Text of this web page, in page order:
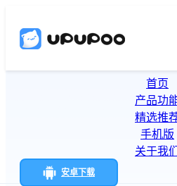
首页
产品功
精选推
手机版
关于我们
安卓下载